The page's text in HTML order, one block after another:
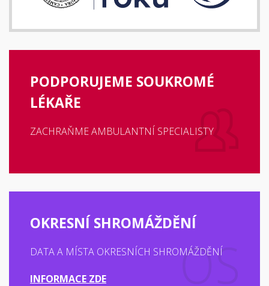
PODPORUJEME SOUKROMÉ
LÉKAŘE
ZACHRAŇME AMBULANTNÍ SPECIALISTY
OKRESNÍ SHROMÁŽDĚNÍ
DATA A MÍSTA OKRESNÍCH SHROMÁŽDĚNÍ
INFORMACE ZDE